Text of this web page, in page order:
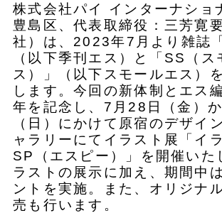
株式会社パイ インターナショ
豊島区、代表取締役：三芳寛
社）は、2023年7月より雑誌
（以下季刊エス）と「SS（ス
ス）」（以下スモールエス）
します。今回の新体制とエス
年を記念し、7月28日（金）
（日）にかけて原宿のデザイ
ャラリーにてイラスト展「イ
SP（エスピー）」を開催いた
ラストの展示に加え、期間中
ントを実施。また、オリジナ
売も行います。